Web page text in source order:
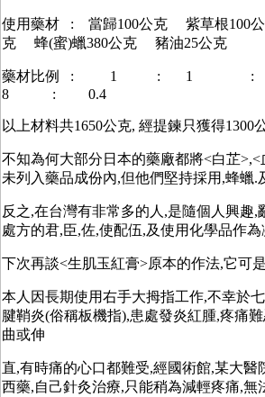
使用藥材 : 當歸100公克 紫草根100
克 蜂(蜜)蠟380公克 豬油25公克
藥材比例 : 1 :
8 : 0.4
以上材料共1650公克, 經提鍊只獲得1300
不知為何大部分日本的藥廠都將<白芷
未列入藥品成份內,但他們堅持採用,蜂蠟.
反之,在台灣有非常多的人,是隨個人興趣,
處方的君,臣,佐,使配伍,及使用化學品作為
下次再談<生肌玉紅膏>原本的作法,它可
本人因長期使用右手大拇指工作,不幸於
腱鞘炎(俗稱板機指),患處發炎紅腫,疼痛
曲或伸
直,有時痛的心口都難受,經國術館,某大醫
西藥,自己針灸治療,只能稍為減輕疼痛,無